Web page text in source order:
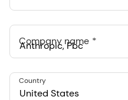
Company name
548 Market St Pmb 90375, San
United States
Country